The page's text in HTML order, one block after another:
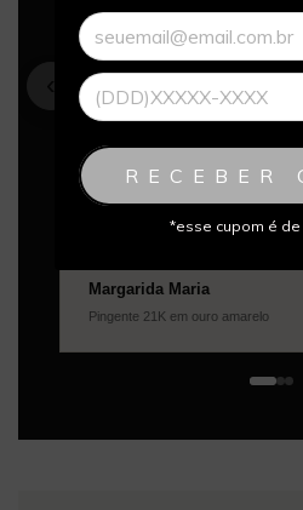
RECEBER
*esse cupom é de
“Amei minha
para eternizar essa
Margarida Maria
Pingente 21K em ouro amarelo